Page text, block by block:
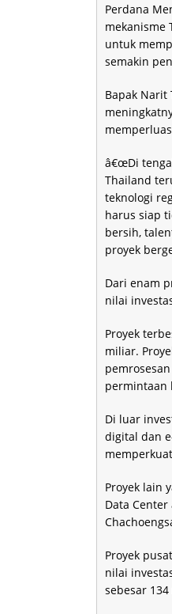
Perdana
mekanisme
untuk
semakin
Bapak Narit
â€œDi
Thailand
teknologi
harus siap
bersih,
proyek
Dari enam
nilai
Proyek
miliar.
permintaan
Di luar
digital dan
Proyek lain
Data
Proyek
nilai
sebesar